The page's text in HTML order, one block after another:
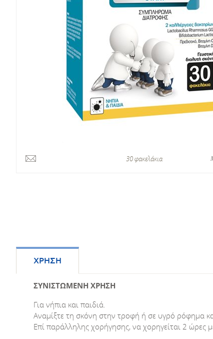
30 φακελάκια
ΧΡΗΣΗ
ΣΥΝΙΣΤΩΜΕΝΗ ΧΡΗΣΗ
Για νήπια και παιδιά.
Αναμίξτε τη σκόνη στην τροφή ή σε υγρό ρόφημα
Επί παράλληλης χορήγησης, να χορηγείται 2 ώρες